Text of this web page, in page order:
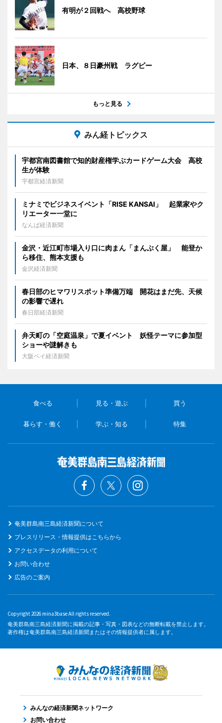
有明が２回戦へ 高校野球
日本、８日豪州戦 ラグビー
もっと見る
みん経トピックス
宇都宮南図書館で知的財産権学ぶカードゲーム大会 高校
生が体験
宇都宮経済新聞
ミナミでビジネスイベント「RISE KANSAI」 起業家やク
リエーター一堂に
なんば経済新聞
金沢・近江町市場入り口に肉まん「まんぷく屋」 能登か
ら移住、熊本支援も
金沢経済新聞
春日部のヒマワリスポット準備万端 開花はまだ先、天候
の影響で遅れ
春日部経済新聞
弁天町の「空庭温泉」で夏イベント 妖怪テーマに参加型
ショーや謎解きも
大阪ベイ経済新聞
食べる 見る・遊ぶ 買う
暮らす・働く 学ぶ・知る 特集
奄美群島南三島経済新聞について
プレスリリース・情報提供はこちらから
アクセスデータの利用について
お問い合わせ
広告のご案内
Copyright 2026 mina3base All rights reserved.
奄美群島南三島経済新聞に掲載の記事・写真・図表などの無断転載を禁止します。
著作権は奄美群島南三島経済新聞またはその情報提供者に属します。
みんなの経済新聞ネットワーク
お問い合わせ